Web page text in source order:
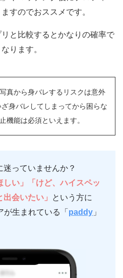
すのでおススメです。
と比較するとかなりの確率で
ります。
真から身バレするリスクは意外
ざ身バレしてしまってから困らな
機能は必須といえます。
っていませんか？
しい」「けど、ハイスペッ
会いたい」
という方に
生まれている「 paddy 」